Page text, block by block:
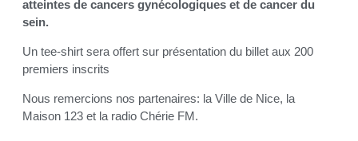
atteintes de cancers gynécologiques et de cancer du
sein.
Un tee-shirt sera offert sur présentation du billet aux 200
premiers inscrits
Nous remercions nos partenaires: la Ville de Nice, la
Maison 123 et la radio Chérie FM.